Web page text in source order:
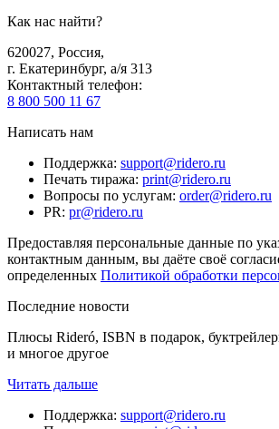
Как нас найти?
620027, Россия,
г. Екатеринбург, а/я 313
Контактный телефон:
8 800 500 11 67
Написать нам
Поддержка: support@ridero.ru
Печать тиража: print@ridero.ru
Вопросы по услугам: order@ridero.ru
PR: pr@ridero.ru
Предоставляя персональные данные по
контактным данным, вы даёте своё
определенных Политикой обработки
Последние новости
Плюсы Rideró, ISBN в подарок,
и многое другое
Читать дальше
Поддержка: support@ridero.ru